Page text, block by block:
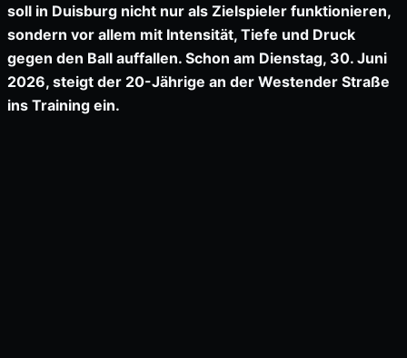
soll in Duisburg nicht nur als Zielspieler funktionieren,
sondern vor allem mit Intensität, Tiefe und Druck
gegen den Ball auffallen. Schon am Dienstag, 30. Juni
2026, steigt der 20-Jährige an der Westender Straße
ins Training ein.